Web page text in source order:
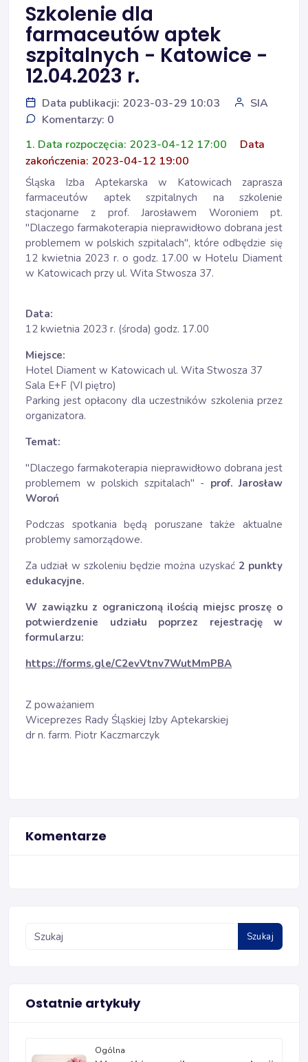
Szkolenie dla
farmaceutów aptek
szpitalnych - Katowice -
12.04.2023 r.
Data publikacji: 2023-03-29 10:03
SIA
Komentarzy: 0
1. Data rozpoczęcia: 2023-04-12 17:00
Data
zakończenia: 2023-04-12 19:00
Śląska Izba Aptekarska w Katowicach zaprasza
farmaceutów aptek szpitalnych na szkolenie
stacjonarne z prof. Jarosławem Woroniem pt.
"Dlaczego farmakoterapia nieprawidłowo dobrana jest
problemem w polskich szpitalach", które odbędzie się
12 kwietnia 2023 r. o godz. 17.00 w Hotelu Diament
w Katowicach przy ul. Wita Stwosza 37.
Data:
12 kwietnia 2023 r. (środa) godz. 17.00
Miejsce:
Hotel Diament w Katowicach ul. Wita Stwosza 37
Sala E+F (VI piętro)
Parking jest opłacony dla uczestników szkolenia przez
organizatora.
Temat:
"Dlaczego farmakoterapia nieprawidłowo dobrana jest
problemem w polskich szpitalach" - prof. Jarosław
Woroń
Podczas spotkania będą poruszane także aktualne
problemy samorządowe.
Za udział w szkoleniu będzie można uzyskać 2 punkty
edukacyjne.
W zawiązku z ograniczoną ilością miejsc proszę o
potwierdzenie udziału poprzez rejestrację w
formularzu:
https://forms.gle/C2evVtnv7WutMmPBA
Z poważaniem
Wiceprezes Rady Śląskiej Izby Aptekarskiej
dr n. farm. Piotr Kaczmarczyk
Komentarze
Szukaj
Ostatnie artykuły
Ogólna